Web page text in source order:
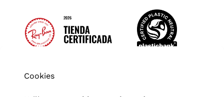
Cookies